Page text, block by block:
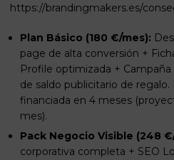
https://brandingmakers.es/
Plan Básico (180 €/mes):
page de alta conversión +
Profile optimizada +
de saldo publicitario de
financiada en 4 meses
mes).
Pack Negocio Visible (248
corporativa completa + SEO